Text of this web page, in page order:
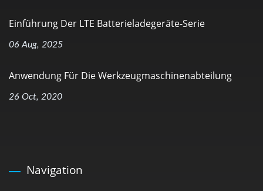
Einführung Der LTE Batterieladegeräte-Serie
06 Aug, 2025
Anwendung Für Die Werkzeugmaschinenabteilung
26 Oct, 2020
Navigation